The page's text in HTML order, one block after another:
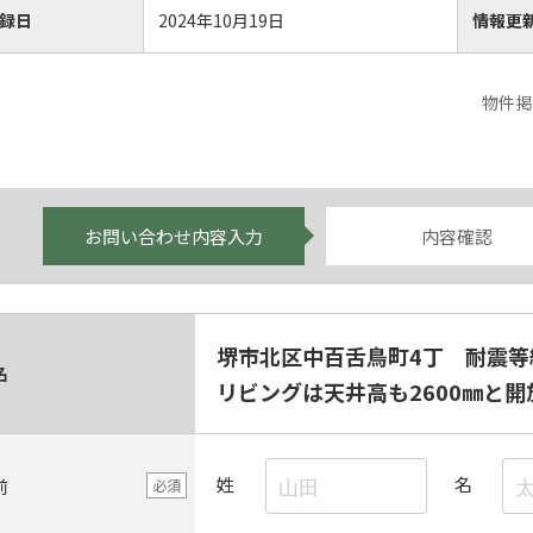
日 2024年10月19日 情報更
物件
お問い合わせ内容入力 内容確認
堺市北区中百舌鳥町4丁 耐震
リビングは天井高も2600㎜と
必須 姓 名